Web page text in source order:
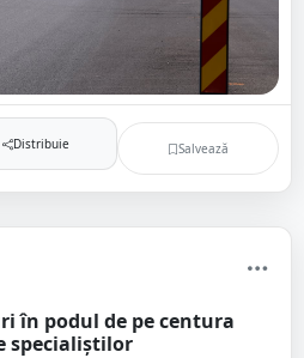
Distribuie Salvează
în podul de pe centura
specialiștilor